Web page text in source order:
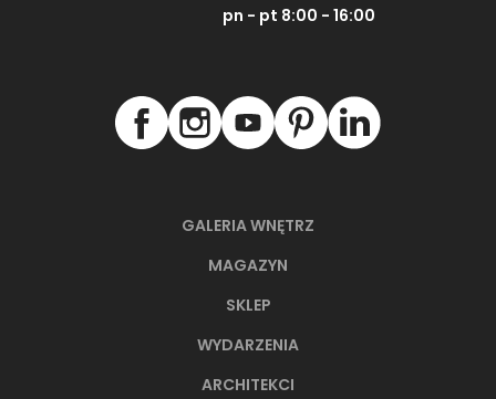
GALERIA WNĘTRZ
MAGAZYN
SKLEP
WYDARZENIA
ARCHITEKCI
pn - pt 8:00 - 16:00